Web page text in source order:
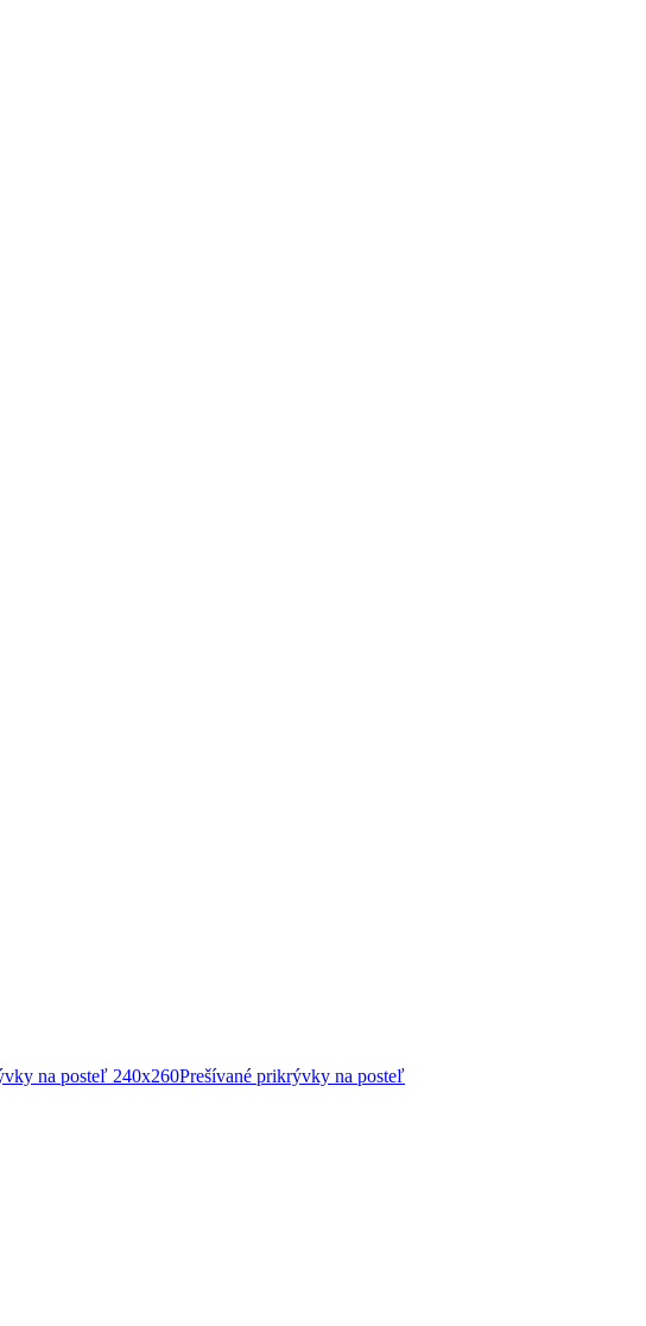
na posteľ 240x260Prešívané prikrývky na posteľ